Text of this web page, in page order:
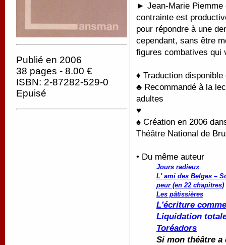
Publié en 2006
38 pages - 8.00 €
ISBN: 2-87282-529-0
Epuisé
► Jean-Marie Piemme
contrainte est
pour répondre à une
cependant, sans être
figures combatives
♦ Traduction
♣ Recommandé à la
adultes
♥
♠ Création en 2006
Théâtre National de
• Du même auteur
Jours radieux
L' ami des Belges –
peur (en 22 chapitres)
Les pâtissières
L'écriture
Liquidation
Toréadors
Si mon théâtre a